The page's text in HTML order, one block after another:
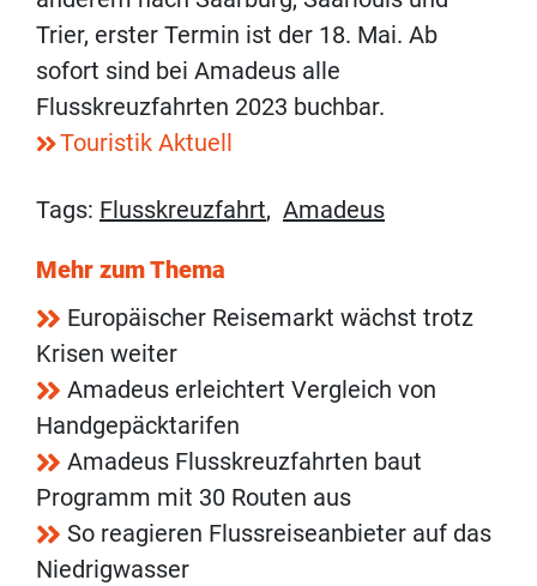
Trier, erster Termin ist der 18. Mai. Ab
sofort sind bei Amadeus alle
Flusskreuzfahrten 2023 buchbar.
Touristik Aktuell
Tags: Flusskreuzfahrt, Amadeus
Mehr zum Thema
Europäischer Reisemarkt wächst trotz
Krisen weiter
Amadeus erleichtert Vergleich von
Handgepäcktarifen
Amadeus Flusskreuzfahrten baut
Programm mit 30 Routen aus
So reagieren Flussreiseanbieter auf das
Niedrigwasser